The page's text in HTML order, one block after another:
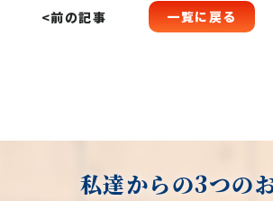
<前の記事 一覧に戻る
私達からの3つの